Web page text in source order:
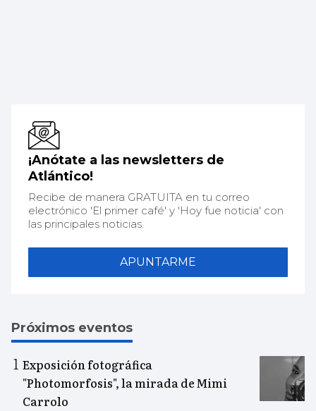
¡Anótate a las newsletters de
Atlántico!
Recibe de manera GRATUITA en tu correo
electrónico 'El primer café' y 'Hoy fue noticia' con
las principales noticias.
APUNTARME
Próximos eventos
Exposición fotográfica
"Photomorfosis", la mirada de Mimi
Carrolo